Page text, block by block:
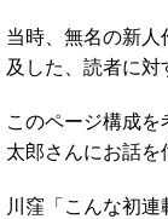
当時、無名の新
及した、読者に対
このページ構成
太郎さんにお話を
川窪「こんな初